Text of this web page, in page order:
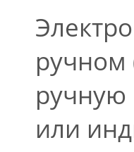
ручном
ручную
или